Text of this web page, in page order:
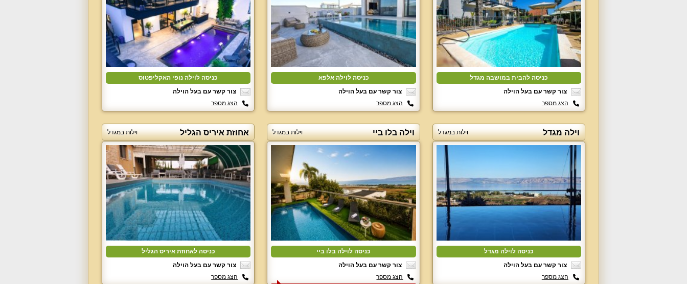
כניסה להבית במושבה מגדל
צור קשר עם בעל הוילה
הצג מספר
כניסה לוילה אלפא
צור קשר עם בעל הוילה
הצג מספר
כניסה לוילה נופי האקליפטוס
צור קשר עם בעל הוילה
הצג מספר
וילה מגדל וילות במגדל
כניסה לוילה מגדל
צור קשר עם בעל הוילה
הצג מספר
וילה בלו ביי וילות במגדל
כניסה לוילה בלו ביי
צור קשר עם בעל הוילה
הצג מספר
אחוזת איריס הגליל וילות במגדל
כניסה לאחוזת איריס הגליל
צור קשר עם בעל הוילה
הצג מספר